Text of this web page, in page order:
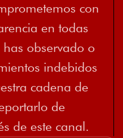
con
en todas
has observado o
indebidos
cadena de
de
de este canal.